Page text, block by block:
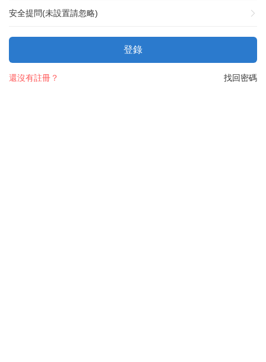
安全提問(未設置請忽略)
登錄
找回密碼
還沒有註冊？